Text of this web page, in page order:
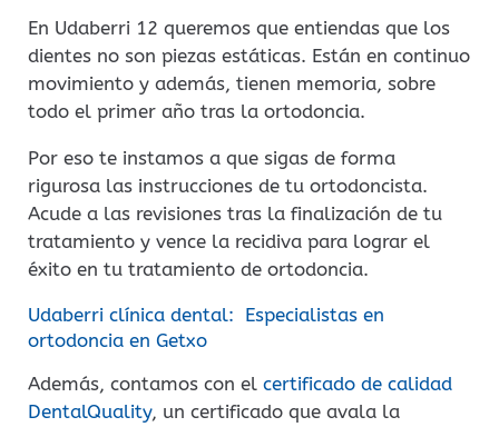
En Udaberri 12 queremos que entiendas que los
dientes no son piezas estáticas. Están en continuo
movimiento y además, tienen memoria, sobre
todo el primer año tras la ortodoncia.
Por eso te instamos a que sigas de forma
rigurosa las instrucciones de tu ortodoncista.
Acude a las revisiones tras la finalización de tu
tratamiento y vence la recidiva para lograr el
éxito en tu tratamiento de ortodoncia.
Udaberri clínica dental: Especialistas en
ortodoncia en Getxo
Además, contamos con el certificado de calidad
DentalQuality, un certificado que avala la